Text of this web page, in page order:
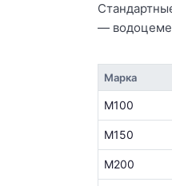
—
Марка
М100
М150
М200